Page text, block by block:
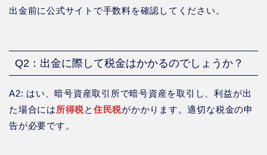
出金前に公式サイトで手数料を確認してください。
Q2：出金に際して税金はかかるのでしょうか？
A2: はい、暗号資産取引所で暗号資産を取引し、利益が出
た場合には所得税と 住民税がかかります。適切な税金の申
告が必要です。